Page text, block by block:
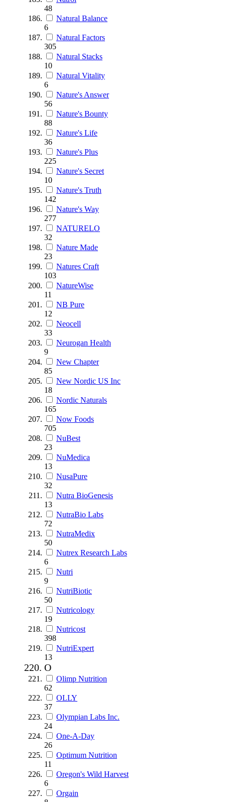
48
Natural Balance
6
Natural Factors
305
Natural Stacks
10
Natural Vitality
6
Nature's Answer
56
Nature's Bounty
88
Nature's Life
36
Nature's Plus
225
Nature's Secret
10
Nature's Truth
142
Nature's Way
277
NATURELO
32
Nature Made
23
Natures Craft
103
NatureWise
11
NB Pure
12
Neocell
33
Neurogan Health
9
New Chapter
85
New Nordic US Inc
18
Nordic Naturals
165
Now Foods
705
NuBest
23
NuMedica
13
NusaPure
32
Nutra BioGenesis
13
NutraBio Labs
72
NutraMedix
50
Nutrex Research Labs
6
Nutri
9
NutriBiotic
50
Nutricology
19
Nutricost
398
NutriExpert
13
O
Olimp Nutrition
62
OLLY
37
Olympian Labs Inc.
24
One-A-Day
26
Optimum Nutrition
11
Oregon's Wild Harvest
6
Orgain